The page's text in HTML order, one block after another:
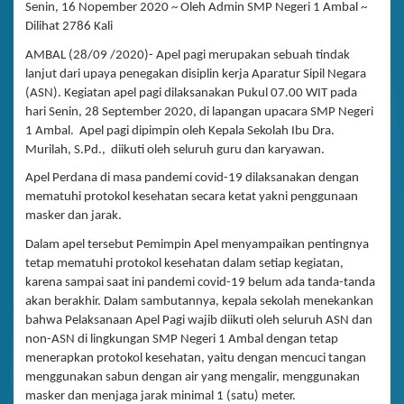
Senin, 16 Nopember 2020 ~ Oleh Admin SMP Negeri 1 Ambal ~
Dilihat 2786 Kali
AMBAL (28/09 /2020)- Apel pagi merupakan sebuah tindak
lanjut dari upaya penegakan disiplin kerja Aparatur Sipil Negara
(ASN). Kegiatan apel pagi dilaksanakan Pukul 07.00 WIT pada
hari Senin, 28 September 2020, di lapangan upacara SMP Negeri
1 Ambal. Apel pagi dipimpin oleh Kepala Sekolah Ibu Dra.
Murilah, S.Pd., diikuti oleh seluruh guru dan karyawan.
Apel Perdana di masa pandemi covid-19 dilaksanakan dengan
mematuhi protokol kesehatan secara ketat yakni penggunaan
masker dan jarak.
Dalam apel tersebut Pemimpin Apel menyampaikan pentingnya
tetap mematuhi protokol kesehatan dalam setiap kegiatan,
karena sampai saat ini pandemi covid-19 belum ada tanda-tanda
akan berakhir. Dalam sambutannya, kepala sekolah menekankan
bahwa Pelaksanaan Apel Pagi wajib diikuti oleh seluruh ASN dan
non-ASN di lingkungan SMP Negeri 1 Ambal dengan tetap
menerapkan protokol kesehatan, yaitu dengan mencuci tangan
menggunakan sabun dengan air yang mengalir, menggunakan
masker dan menjaga jarak minimal 1 (satu) meter.